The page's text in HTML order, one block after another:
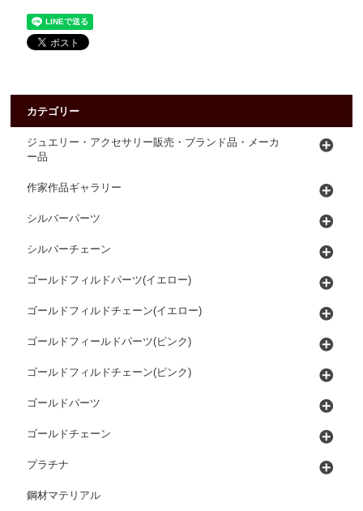
カテゴリー
ジュエリー・アクセサリー販売・ブランド品・メーカ
ー品
作家作品ギャラリー
シルバーパーツ
シルバーチェーン
ゴールドフィルドパーツ(イエロー)
ゴールドフィルドチェーン(イエロー)
ゴールドフィールドパーツ(ピンク)
ゴールドフィルドチェーン(ピンク)
ゴールドパーツ
ゴールドチェーン
プラチナ
鋼材マテリアル